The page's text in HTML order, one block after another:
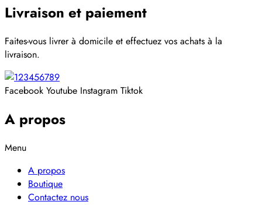
Livraison et paiement
Faites-vous livrer à domicile et effectuez vos achats à la
livraison.
Facebook Youtube Instagram Tiktok
A propos
Menu
A propos
Boutique
Contactez nous